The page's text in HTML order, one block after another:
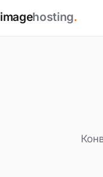
imagehosting.